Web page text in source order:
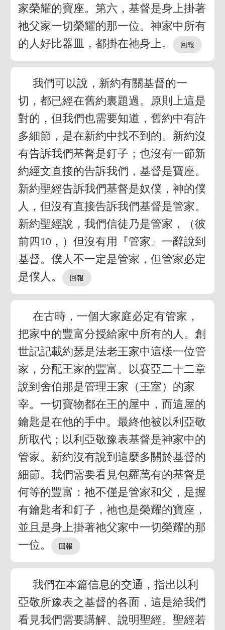
家榮耀的寶座。第六，基督是身上掛著
祂父家一切榮耀的那一位。神家中所有
的人好比器皿，都掛在祂身上。
我們可以說，新約有關基督的一
切，都已經在舊約裏題過。原則上這是
對的，但我們也需要知道，舊約中有許
多細節，是在新約中找不到的。新約沒
有告訴我們基督是釘子；也沒有一節新
約經文直接的告訴我們，基督是寶座。
新約聖經告訴我們基督是奴僕，神的僕
人，但沒有直接告訴我們基督是管家。
新約聖經說，我們信徒乃是管家，（彼
前四10，）但沒有用『管家』一辭說到
基督。僕人不一定是管家，但管家必定
是僕人。
在古時，一個大家庭必定有管家，
把家中的豐富分授給家中所有的人。創
世記記載約瑟是法老王家中這樣一位管
家，分配王家的豐富。以賽亞二十二章
說到舍伯那是管理王家（王室）的家
宰。一切寶物都在王的屋中，而這屋的
鑰匙是在他的手中。最終他被以利亞敬
所取代；以利亞敬豫表基督是神家中的
管家。新約沒有說到這麼多關於基督的
細節。我們需要看見包羅萬有的基督是
何等的豐富：祂不僅是管家和父，是握
有鑰匙者和釘子，祂也是榮耀的寶座，
並且是身上掛著祂父家中一切榮耀的那
一位。
我們在本篇信息的交通，指出以利
亞敬所豫表之基督的各面，這是給我們
看見我們需要講解、說明聖經。聖經若